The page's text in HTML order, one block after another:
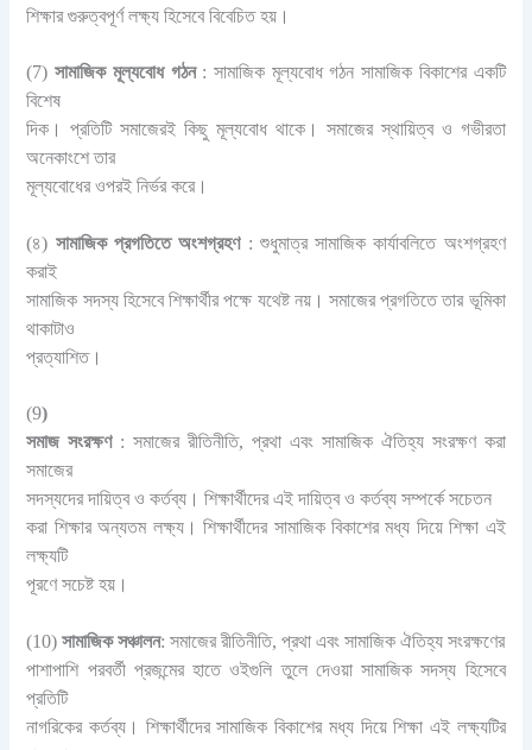
শিক্ষার গুরুত্বপূর্ণ লক্ষ্য হিসেবে বিবেচিত হয়।
(7)সামাজিক মূল্যবোধ গঠন: সামাজিক মূল্যবোধ গঠন সামাজিক বিকাশের একটি
বিশেষ
দিক। প্রতিটি সমাজেরই কিছু মূল্যবোধ থাকে। সমাজের স্থায়িত্ব ও গভীরতা
অনেকাংশে তার
মূল্যবোধের ওপরই নির্ভর করে।
(৪) সামাজিক প্রগতিতে অংশগ্রহণ: শুধুমাত্র সামাজিক কার্যাবলিতে অংশগ্রহণ
করাই
সামাজিক সদস্য হিসেবে শিক্ষার্থীর পক্ষে যথেষ্ট নয়। সমাজের প্রগতিতে তার ভূমিকা
থাকাটাও
প্রত্যাশিত।
(9)
সমাজ সংরক্ষণ: সমাজের রীতিনীতি, প্রথা এবং সামাজিক ঐতিহ্য সংরক্ষণ করা
সমাজের
সদস্যদের দায়িত্ব ও কর্তব্য। শিক্ষার্থীদের এই দায়িত্ব ও কর্তব্য সম্পর্কে সচেতন
করা শিক্ষার অন্যতম লক্ষ্য। শিক্ষার্থীদের সামাজিক বিকাশের মধ্য দিয়ে শিক্ষা এই
লক্ষ্যটি
পূরণে সচেষ্ট হয়।
(10)সামাজিক সঞ্চালন: সমাজের রীতিনীতি, প্রথা এবং সামাজিক ঐতিহ্য সংরক্ষণের
পাশাপাশি পরবর্তী প্রজন্মের হাতে ওইগুলি তুলে দেওয়া সামাজিক সদস্য হিসেবে
প্রতিটি
নাগরিকের কর্তব্য। শিক্ষার্থীদের সামাজিক বিকাশের মধ্য দিয়ে শিক্ষা এই লক্ষ্যটির